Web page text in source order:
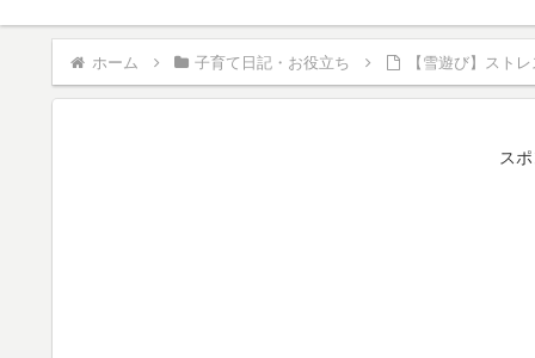
ホーム 子育て日記・お役立ち 【雪遊び】スト
ス